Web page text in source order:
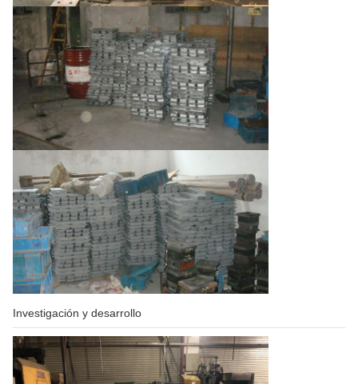
Investigación y desarrollo